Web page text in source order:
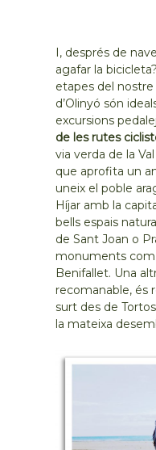
I, després de
agafar la
etapes del
d’Olinyó són
excursions
de les rutes
via verda de la
que aprofita un
uneix el poble
Híjar amb la
bells espais
de Sant Joan o
monuments com
Benifallet. Una
recomanable, és
surt des de
la mateixa